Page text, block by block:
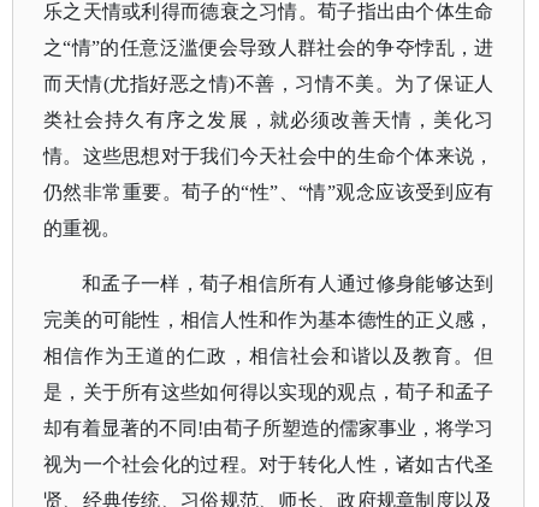
乐之 天情或利得而德衰之习情。荀子指出由个体生命
之“情”的任意泛滥便会导致人群社会的争夺悖乱，进
而天情(尤指好恶之情)不善，习情不美。为了保证人
类社会持久有序之发展，就必须改善天情，美化习
情。这些思想对于我们今天社会中的生命个体来说，
仍然非常重要。荀子的“性”、“情”观念应该受到应有
的重视。
和孟子一样，荀子相信所有人通过修身能够达到
完美的可能性，相信人性和作为基本德性的正义感，
相信作为王道的仁政，相信社会和谐以及教育。但
是，关于所有这些如何得以实现的观点，荀子和孟子
却有着显著的不同 !由荀子所塑造的儒家事业，将学习
视为一个社会化的过程。对于转化人性，诸如古代圣
贤、经典传统、习俗规范、师长、政府规章制度以及